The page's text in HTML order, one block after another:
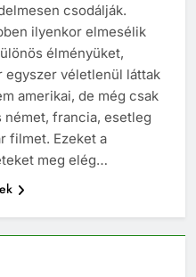
csodálják.
ilyenkor elmesélik
élményüket,
egyszer véletlenül láttak
amerikai, de még csak
német, francia, esetleg
filmet. Ezeket a
meg elég…